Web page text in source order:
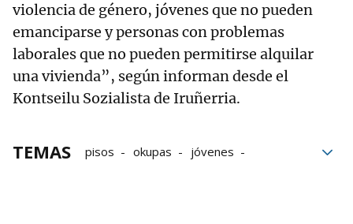
violencia de género, jóvenes que no pueden
emanciparse y personas con problemas
laborales que no pueden permitirse alquilar
una vivienda”, según informan desde el
Kontseilu Sozialista de Iruñerria.
TEMAS pisos okupas
jóvenes